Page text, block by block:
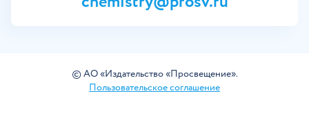
©АО «Издательство «Просвещение».
Пользовательское соглашение